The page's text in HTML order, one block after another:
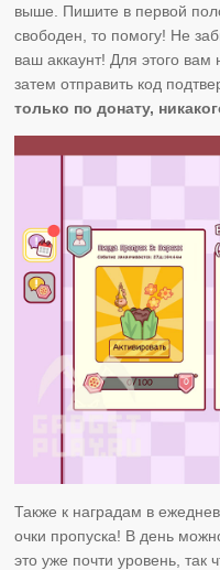
выше. Пишите в первой
свободен, то помогу! Не
ваш аккаунт! Для этого
затем отправить код
только по донату,
Также к наградам в
очки пропуска! В день
это уже почти уровень,